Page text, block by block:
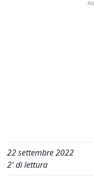
22 settembre 2022
2' di lettura